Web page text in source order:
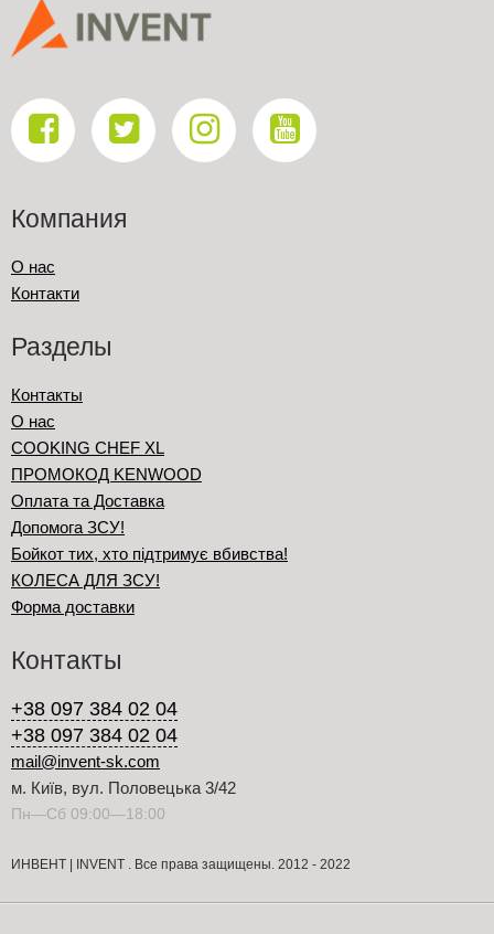
Компания
О нас
Контакти
Разделы
Контакты
О нас
COOKING CHEF XL
ПРОМОКОД KENWOOD
Оплата та Доставка
Допомога ЗСУ!
Бойкот тих, хто підтримує вбивства!
КОЛЕСА ДЛЯ ЗСУ!
Форма доставки
Контакты
+38 097 384 02 04
+38 097 384 02 04
mail@invent-sk.com
м. Київ, вул. Половецька 3/42
Пн—Сб 09:00—18:00
ИНВЕНТ | INVENT . Все права защищены. 2012 - 2022